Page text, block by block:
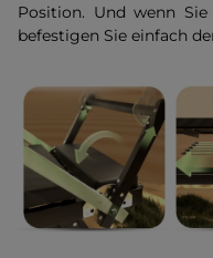
Position. Und wenn
befestigen Sie einfach